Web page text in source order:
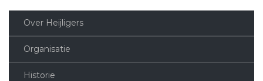
Over Heijligers
Organisatie
Historie